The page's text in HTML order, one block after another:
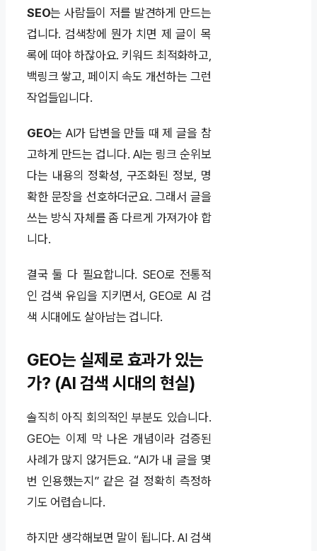
SEO는 사람들이 저를 발견하게 만드는
겁니다. 검색창에 뭔가 치면 제 글이 목
록에 떠야 하잖아요. 키워드 최적화하고,
백링크 쌓고, 페이지 속도 개선하는 그런
작업들입니다.
GEO는 AI가 답변을 만들 때 제 글을 참
고하게 만드는 겁니다. AI는 링크 순위보
다는 내용의 정확성, 구조화된 정보, 명
확한 문장을 선호하더군요. 그래서 글을
쓰는 방식 자체를 좀 다르게 가져가야 합
니다.
결국 둘 다 필요합니다. SEO로 전통적
인 검색 유입을 지키면서, GEO로 AI 검
색 시대에도 살아남는 겁니다.
GEO는 실제로 효과가 있는
가? (AI 검색 시대의 현실)
솔직히 아직 회의적인 부분도 있습니다.
GEO는 이제 막 나온 개념이라 검증된
사례가 많지 않거든요. “AI가 내 글을 몇
번 인용했는지” 같은 걸 정확히 측정하
기도 어렵습니다.
하지만 생각해보면 말이 됩니다. AI 검색